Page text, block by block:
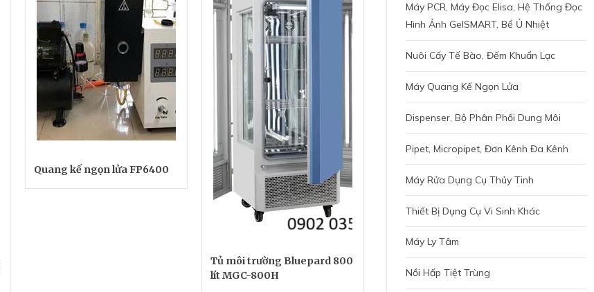
Quang kế ngọn lửa FP6400
Tủ môi trường Bluepard 800
lít MGC-800H
Máy PCR, Máy Đọc Elisa, Hệ Thống Đọc
Hình Ảnh GelSMART, Bể Ủ Nhiệt
Nuôi Cấy Tế Bào, Đếm Khuẩn Lạc
Máy Quang Kế Ngọn Lửa
Dispenser, Bộ Phân Phối Dung Môi
Pipet, Micropipet, Đơn Kênh Đa Kênh
Máy Rửa Dụng Cụ Thủy Tinh
Thiết Bị Dụng Cụ Vi Sinh Khác
Máy Ly Tâm
Nồi Hấp Tiệt Trùng